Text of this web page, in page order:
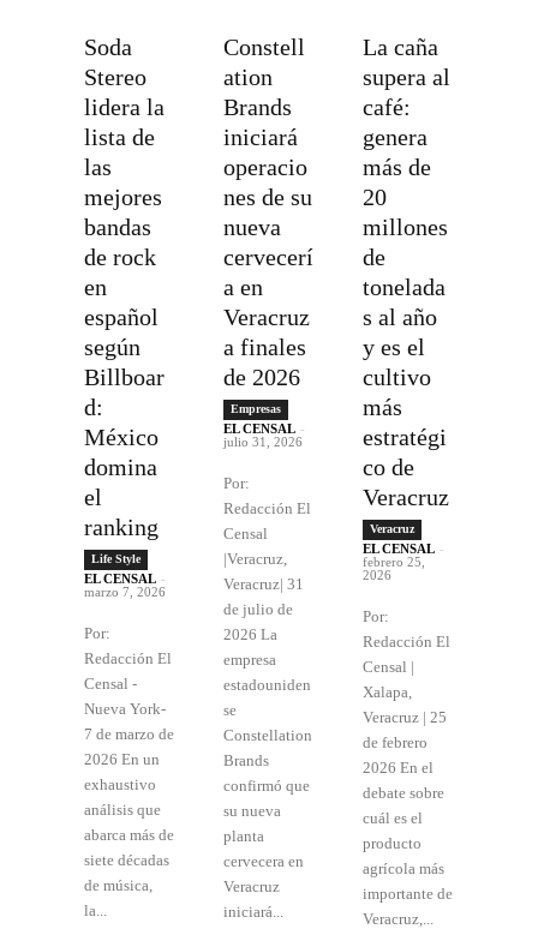
Soda
Stereo
lidera la
lista de
las
mejores
bandas
de rock
en
español
según
Billboar
d:
México
domina
el
ranking
Life Style
EL CENSAL -
marzo 7, 2026
Por:
Redacción El
Censal -
Nueva York-
7 de marzo de
2026 En un
exhaustivo
análisis que
abarca más de
siete décadas
de música,
la...
Constell
ation
Brands
iniciará
operacio
nes de su
nueva
cervecerí
a en
Veracruz
a finales
de 2026
Empresas
EL CENSAL -
julio 31, 2026
Por:
Redacción El
Censal
|Veracruz,
Veracruz| 31
de julio de
2026 La
empresa
estadouniden
se
Constellation
Brands
confirmó que
su nueva
planta
cervecera en
Veracruz
iniciará...
La caña
supera al
café:
genera
más de
20
millones
de
tonelada
s al año
y es el
cultivo
más
estratégi
co de
Veracruz
Veracruz
EL CENSAL -
febrero 25,
2026
Por:
Redacción El
Censal |
Xalapa,
Veracruz | 25
de febrero
2026 En el
debate sobre
cuál es el
producto
agrícola más
importante de
Veracruz,...